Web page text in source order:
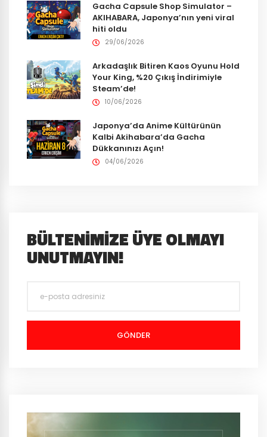
Gacha Capsule Shop Simulator –
AKIHABARA, Japonya’nın yeni viral
hiti oldu
29/06/2026
Arkadaşlık Bitiren Kaos Oyunu Hold
Your King, %20 Çıkış İndirimiyle
Steam’de!
10/06/2026
Japonya’da Anime Kültürünün
Kalbi Akihabara’da Gacha
Dükkanınızı Açın!
04/06/2026
BÜLTENIMIZE ÜYE OLMAYI
UNUTMAYIN!